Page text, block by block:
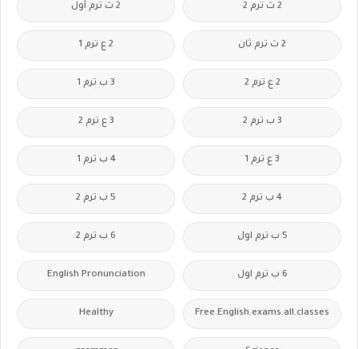
2 ث ترم 2 2 ث ترم أول
2 ث ترم ثان 2 ع ترم 1
2 ع ترم 2 3 ب ترم 1
3 ب ترم 2 3 ع ترم 2
3 ع ترم 1 4 ب ترم 1
4 ب ترم 2 5 ب ترم 2
5 ب ترم اول 6 ب ترم 2
6 ب ترم اول English Pronunciation
Free.English.exams.all.classes
Healthy